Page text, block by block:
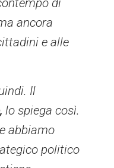
ancora
e alle
Il
lo spiega così.
abbiamo
politico